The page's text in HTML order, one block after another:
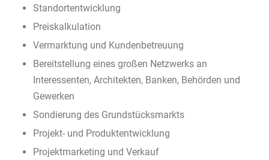
Standortentwicklung
Preiskalkulation
Vermarktung und Kundenbetreuung
Bereitstellung eines großen Netzwerks an
Interessenten, Architekten, Banken, Behörden und
Gewerken
Sondierung des Grundstücksmarkts
Projekt- und Produktentwicklung
Projektmarketing und Verkauf